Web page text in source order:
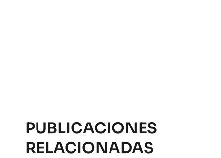
PUBLICACIONES
RELACIONADAS